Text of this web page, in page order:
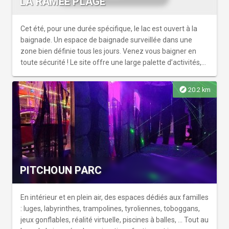
de la mairie de Toulouse.
Cet été, pour une durée spécifique, le lac est ouvert à la
baignade. Un espace de baignade surveillée dans une
zone bien définie tous les jours. Venez vous baigner en
toute sécurité ! Le site offre une large palette d’activités,
Côté sports nautiques, on y pratique voile, planche à voile,
kayak et pêche. Le lieu dispose également de tables de
pique-niques et d’une zone barbecue. Pour rappel : En
dehors de ces dates et horaires, la baignade est
strictement interdite
explore 20.2 km
PITCHOUN PARC
En intérieur et en plein air, des espaces dédiés aux familles
: luges, labyrinthes, trampolines, tyroliennes, toboggans,
jeux gonflables, réalité virtuelle, piscines à balles, ... Tout au